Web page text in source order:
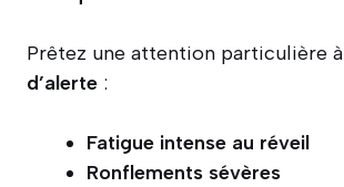
Prêtez une attention particulière à
d’alerte :
Fatigue intense au réveil
Ronflements sévères